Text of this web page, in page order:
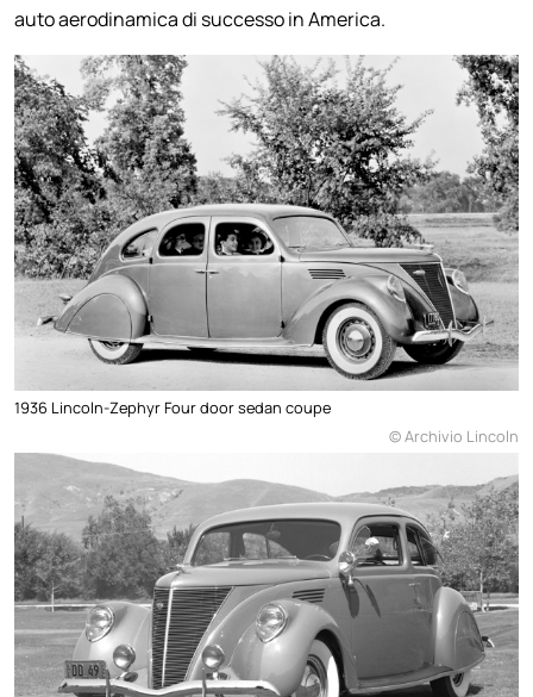
auto aerodinamica di successo in America.
1936 Lincoln-Zephyr Four door sedan coupe
© Archivio Lincoln